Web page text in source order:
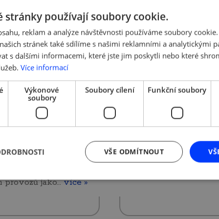
| Tým AMSP ČR
2020
vlna rozvolnění
v souvislosti
však platí
dlouho očekávané
provozů jako…více »
25. 5. 2020 | Tým AMSP
Odpuštění
pojištění za
zaměstnance
MPSV avizuje jednání
2020 s tripartitou a
předložení návrhu na
odpuštění sociálního
pojištění za
více »
stránky používají soubory cookie.
reklam a analýze návštěvnosti používáme soubory
stránek také sdílíme s našimi reklamními a analytickými
s dalšími informacemi, které jste jim poskytli nebo které
Více informací
Výkonové
soubory
Soubory cílení Funkční soubory
VŠE ODMÍTNOUT